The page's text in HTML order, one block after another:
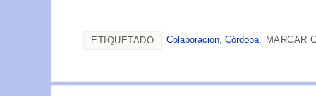
ETIQUETADO Colaboración Córdoba MARCAR